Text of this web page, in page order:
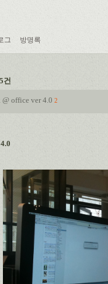
그 방명록
건
office ver 4.0 2